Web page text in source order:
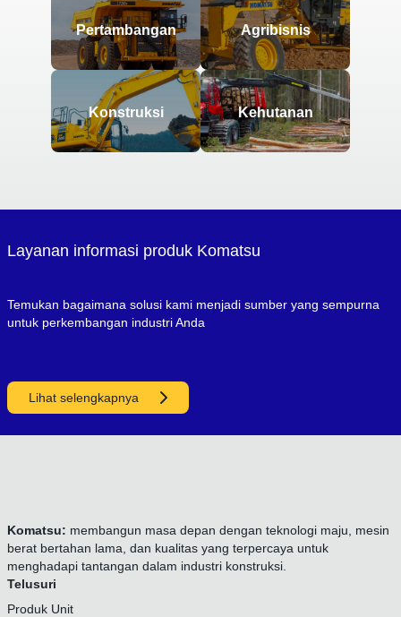
Pertambangan Agribisnis
Konstruksi Kehutanan
Layanan informasi produk Komatsu
Temukan bagaimana solusi kami menjadi sumber yang sempurna
untuk perkembangan industri Anda
Lihat selengkapnya
Komatsu: membangun masa depan dengan teknologi maju, mesin
berat bertahan lama, dan kualitas yang terpercaya untuk
menghadapi tantangan dalam industri konstruksi.
Telusuri
Produk Unit